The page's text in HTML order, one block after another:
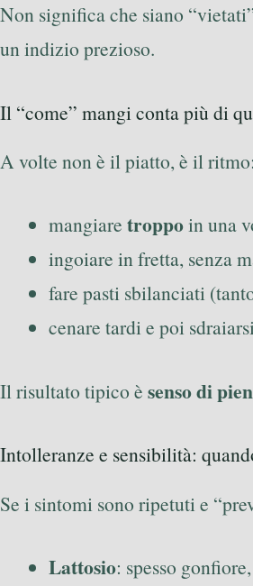
Non significa che siano
un indizio prezioso.
Il “come” mangi conta più di
A volte non è il piatto, è il ritmo:
mangiare troppoin una
ingoiare in fretta, senza
fare pasti sbilanciati
cenare tardi e poi
Il risultato tipico è senso di
Intolleranze e sensibilità:
Se i sintomi sono ripetuti e
Lattosio: spesso